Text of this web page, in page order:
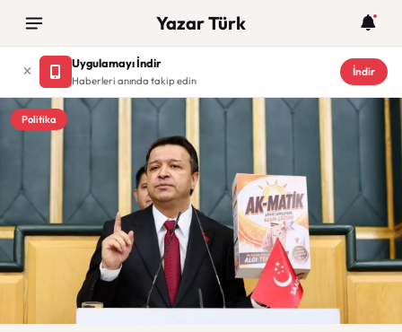
Yazar Türk
Uygulamayı İndir
Haberleri anında takip edin
İndir
Politika